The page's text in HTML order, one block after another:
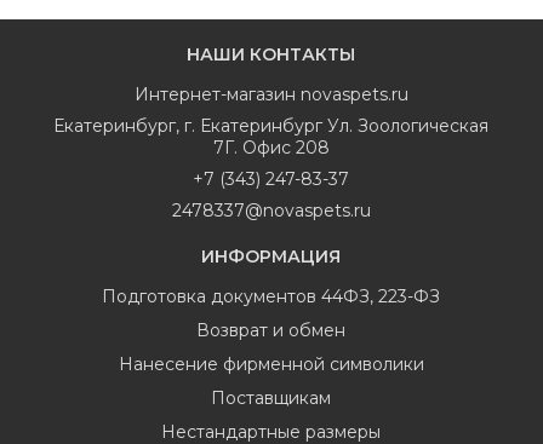
НАШИ КОНТАКТЫ
Интернет-магазин novaspets.ru
Екатеринбург, г. Екатеринбург Ул. Зоологическая
7Г. Офис 208
+7 (343) 247-83-37
2478337@novaspets.ru
ИНФОРМАЦИЯ
Подготовка документов 44ФЗ, 223-ФЗ
Возврат и обмен
Нанесение фирменной символики
Поставщикам
Нестандартные размеры